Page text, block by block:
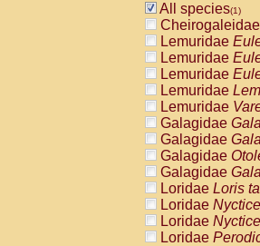
All species(1)
Cheirogaleidae
Lemuridae
Lemuridae
Lemuridae
Lemuridae
Lemuridae
Galagidae
Galagidae
Galagidae
Galagidae
Loridae Loris
Loridae
Loridae
Loridae